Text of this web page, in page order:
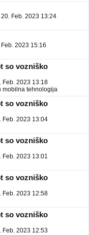
20. Feb. 2023 13:24
2023 15:16
so vozniško
Feb. 2023 13:18
mobilna tehnologija
so vozniško
Feb. 2023 13:04
so vozniško
Feb. 2023 13:01
so vozniško
Feb. 2023 12:58
so vozniško
Feb. 2023 12:53